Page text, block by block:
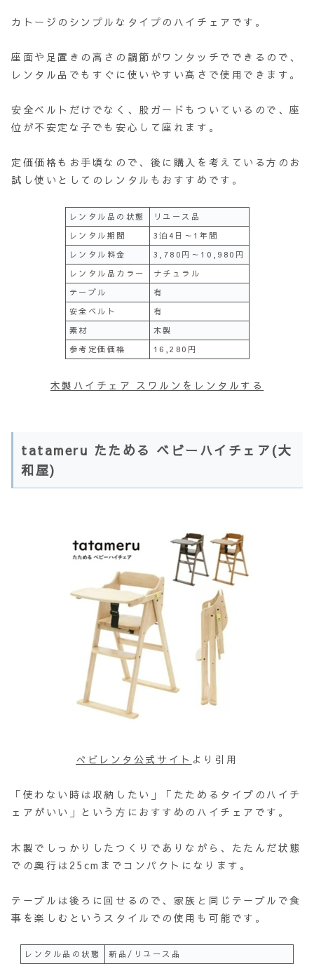
カトージのシンプルなタイプのハイチェアです。
座面や足置きの高さの調節がワンタッチでできるので、
レンタル品でもすぐに使いやすい高さで使用できます。
安全ベルトだけでなく、股ガードもついているので、座
位が不安定な子でも安心して座れます。
定価価格もお手頃なので、後に購入を考えている方のお
試し使いとしてのレンタルもおすすめです。
レンタル品の状態
リユース品
レンタル期間
3泊4日～1年間
レンタル料金
3,780円～10,980円
レンタル品カラー
ナチュラル
テーブル
有
安全ベルト
有
素材
木製
参考定価価格
16,280円
木製ハイチェア スワルンをレンタルする
tatameru たためる ベビーハイチェア(大
和屋)
べビレンタ公式サイト より引用
「使わない時は収納したい」「たためるタイプのハイチ
ェアがいい」という方におすすめのハイチェアです。
木製でしっかりしたつくりでありながら、たたんだ状態
での奥行は25cmまでコンパクトになります。
テーブルは後ろに回せるので、家族と同じテーブルで食
事を楽しむというスタイルでの使用も可能です。
レンタル品の状態
新品/リユース品